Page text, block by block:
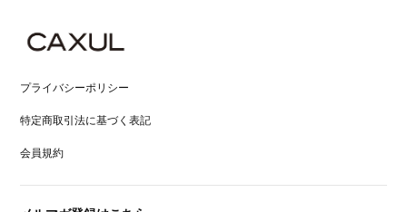
プライバシーポリシー
特定商取引法に基づく表記
会員規約